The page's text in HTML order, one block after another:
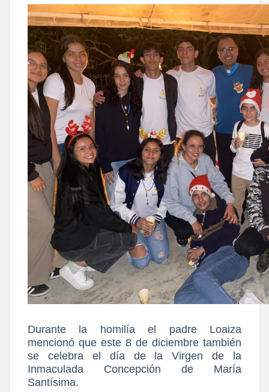
Durante la homilía el padre Loaiza
mencionó que este 8 de diciembre también
se celebra el día de la Virgen de la
Inmaculada Concepción de María
Santísima.